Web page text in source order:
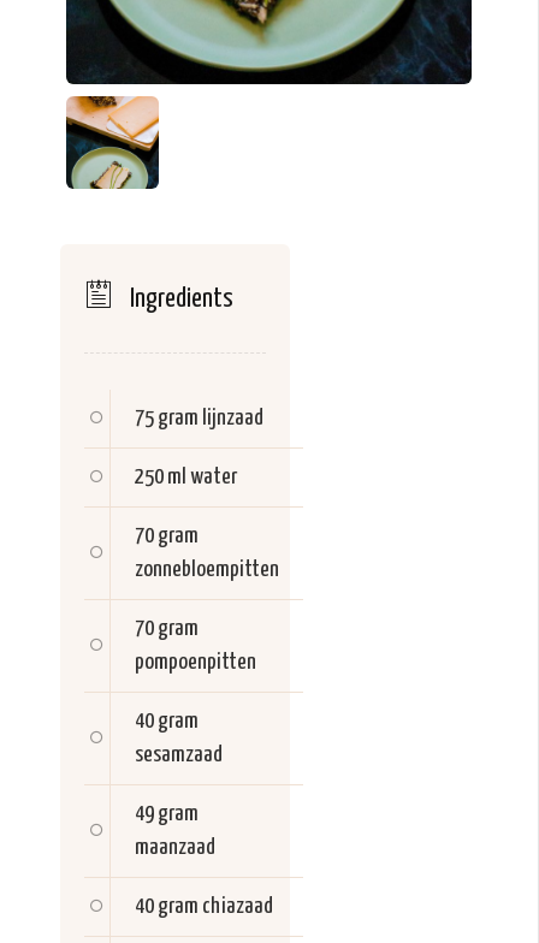
Ingredients
75 gram lijnzaad
250 ml water
70 gram
zonnebloempitten
70 gram
pompoenpitten
40 gram
sesamzaad
49 gram
maanzaad
40 gram chiazaad